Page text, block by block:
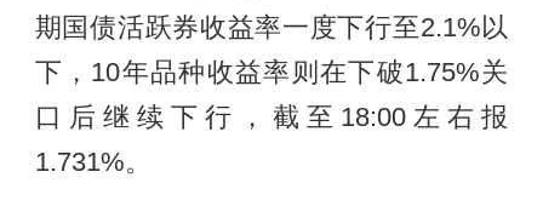
期国债活跃券收益率一度下行至2.1%以
下，10年品种收益率则在下破1.75%关
口后继续下行，截至18:00左右报
1.731%。